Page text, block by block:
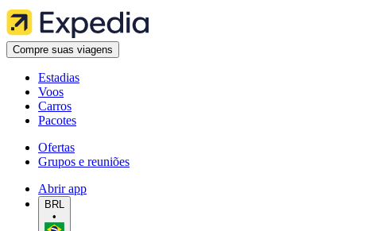
Compre suas viagens
Estadias
Voos
Carros
Pacotes
Ofertas
Grupos e reuniões
Abrir app
BRL
•